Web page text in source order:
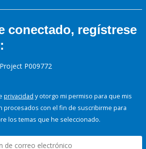
conectado, regístrese
P009772
privacidad y otorgo mi permiso para que mis
procesados con el fin de suscribirme para
los temas que he seleccionado.